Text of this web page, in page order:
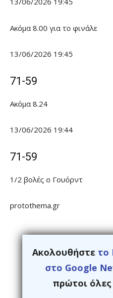
Ακόμα 8.00 για το φινάλε
13/06/2026 19:45
71-59
Ακόμα 8.24
13/06/2026 19:44
71-59
1/2 βολές ο Γουόρντ
protothema.gr
Ακολουθήστε το
στο Google
πρώτοι όλες